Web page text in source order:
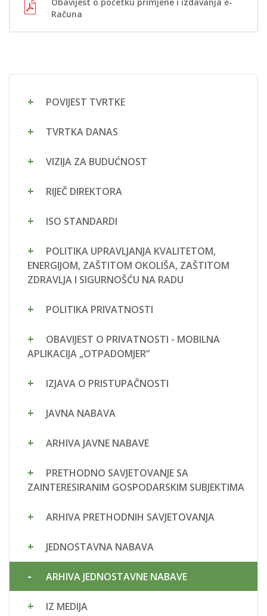
Računa
POVIJEST TVRTKE
TVRTKA DANAS
VIZIJA ZA BUDUĆNOST
RIJEČ DIREKTORA
ISO STANDARDI
POLITIKA UPRAVLJANJA KVALITETOM,
ENERGIJOM, ZAŠTITOM OKOLIŠA, ZAŠTITOM
ZDRAVLJA I SIGURNOŠĆU NA RADU
POLITIKA PRIVATNOSTI
OBAVIJEST O PRIVATNOSTI - MOBILNA
APLIKACIJA „OTPADOMJER”
IZJAVA O PRISTUPAČNOSTI
JAVNA NABAVA
ARHIVA JAVNE NABAVE
PRETHODNO SAVJETOVANJE SA
ZAINTERESIRANIM GOSPODARSKIM SUBJEKTIMA
ARHIVA PRETHODNIH SAVJETOVANJA
JEDNOSTAVNA NABAVA
ARHIVA JEDNOSTAVNE NABAVE
IZ MEDIJA